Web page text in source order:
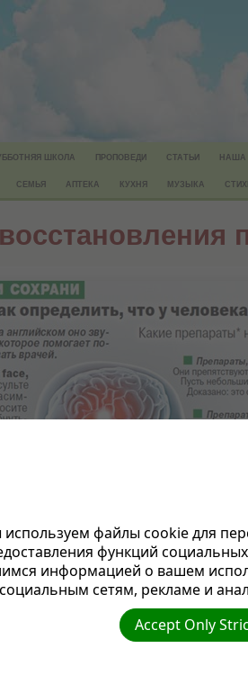
ШКОЛА ПРОПОВЕДИ СТАТЬИ НАША
СЕМЬЯ АПТЕКА КУХНЯ МУЗЫКА
файлы cookie для
функций
информацией о вашем
сетям, рекламе и
Accept Only